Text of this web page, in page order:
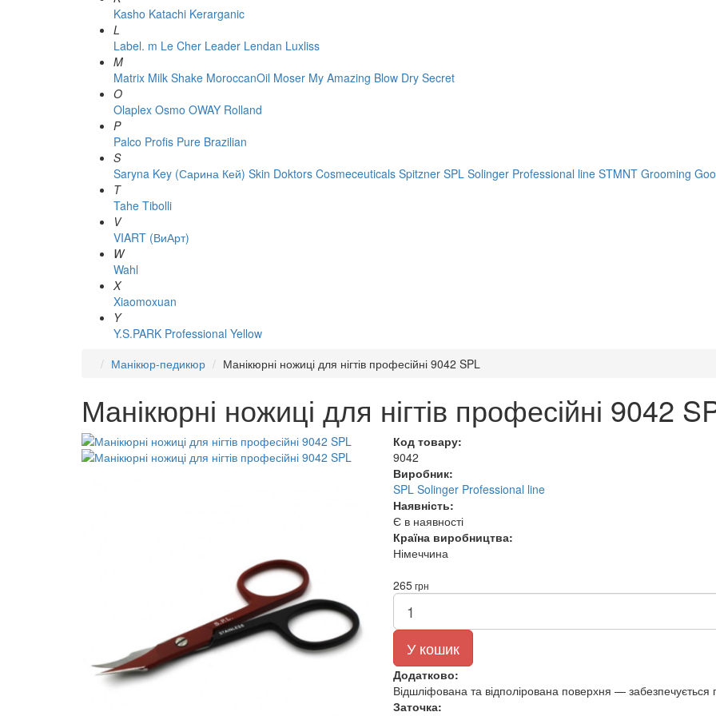
Kasho Katachi Kerarganic
L
Label. m Le Cher Leader Lendan Luxliss
M
Matrix Milk Shake MoroccanOil Moser My Amazing Blow Dry Secret
O
Olaplex Osmo OWAY Rolland
P
Palco Profis Pure Brazilian
S
Saryna Key (Сарина Кей) Skin Doktors Cosmeceuticals Spitzner SPL Solinger Professional line STMNT Grooming
T
Tahe Tibolli
V
VIART (ВиАрт)
W
Wahl
X
Xiaomoxuan
Y
Y.S.PARK Professional Yellow
Манікюр-педикюр
Манікюрні ножиці для нігтів професійні 9042 SPL
Манікюрні ножиці для нігтів професійні 9042
Код товару:
9042
Виробник:
SPL Solinger Professional line
Наявність:
Є в наявності
Країна виробництва:
Німеччина
265грн
У кошик
Додатково:
Відшліфована та відполірована поверхня — забезпечується
Заточка: